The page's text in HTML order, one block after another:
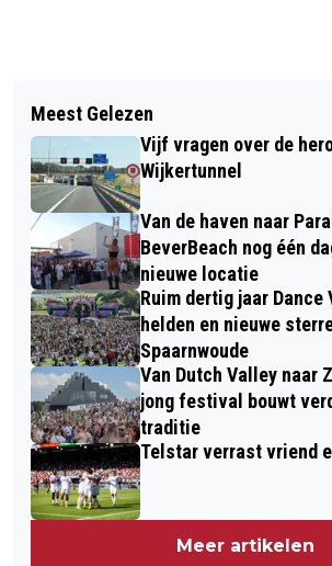
DARIAN TETTERODE
GEÏNSTALLEERD ALS
JEUGDDIJKGRAAF
ONVERSLIJTBARE ZOMER
GERARD COX: VIJFTIG
WAS DIE ZOMER AL
Meest Gelezen
Vijf vragen over de
Wijkertunnel
Van de haven naar
BeverBeach nog één
nieuwe locatie
Ruim dertig jaar Dance
helden en nieuwe
Spaarnwoude
Van Dutch Valley naar
jong festival bouwt
traditie
Telstar verrast vriend
Meer artikelen